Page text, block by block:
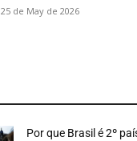
25 de May de 2026
Por que Brasil é 2º